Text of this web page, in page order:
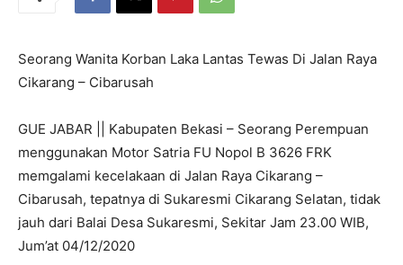
Seorang Wanita Korban Laka Lantas Tewas Di Jalan Raya
Cikarang – Cibarusah
GUE JABAR || Kabupaten Bekasi – Seorang Perempuan
menggunakan Motor Satria FU Nopol B 3626 FRK
memgalami kecelakaan di Jalan Raya Cikarang –
Cibarusah, tepatnya di Sukaresmi Cikarang Selatan, tidak
jauh dari Balai Desa Sukaresmi, Sekitar Jam 23.00 WIB,
Jum’at 04/12/2020